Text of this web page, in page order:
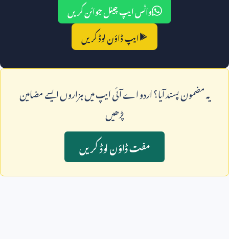
واٹس ایپ چینل جوائن کریں
ایپ ڈاؤن لوڈ کریں
يہ مضمون پسند آيا؟ اردو اے آئی ايپ ميں ہزاروں ايسے مضامين
پڑھيں
مفت ڈاؤن لوڈ کريں